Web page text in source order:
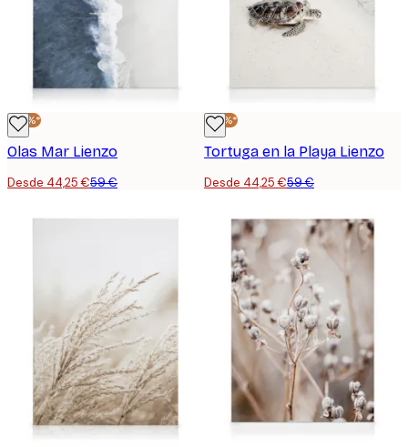
-25%*
Olas Mar Lienzo
Desde 44,25 €59 €
-25%*
Tortuga en la Playa Lienzo
Desde 44,25 €59 €